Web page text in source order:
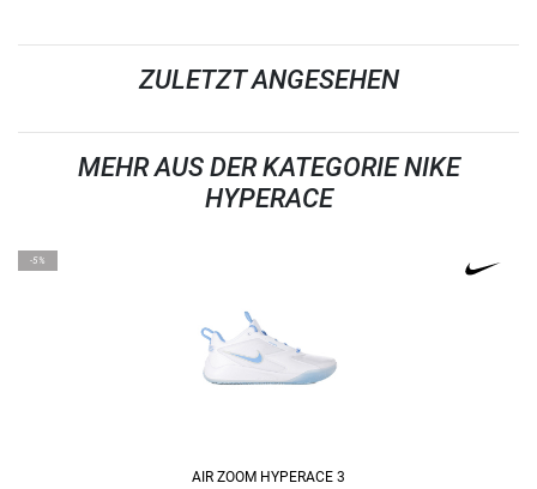
ZULETZT ANGESEHEN
MEHR AUS DER KATEGORIE NIKE
HYPERACE
-5%
AIR ZOOM HYPERACE 3